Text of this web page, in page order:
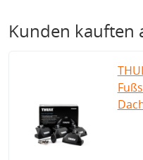
Kunden kauften